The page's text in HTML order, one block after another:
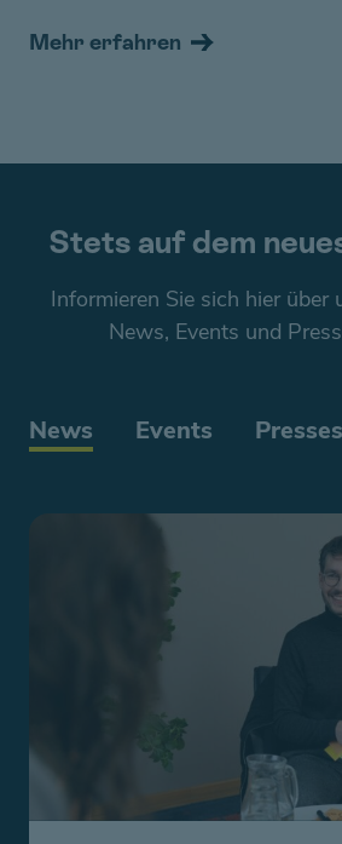
Mehr erfahren
Stets auf dem
Informieren Sie sich hier über
News, Events und
News Events